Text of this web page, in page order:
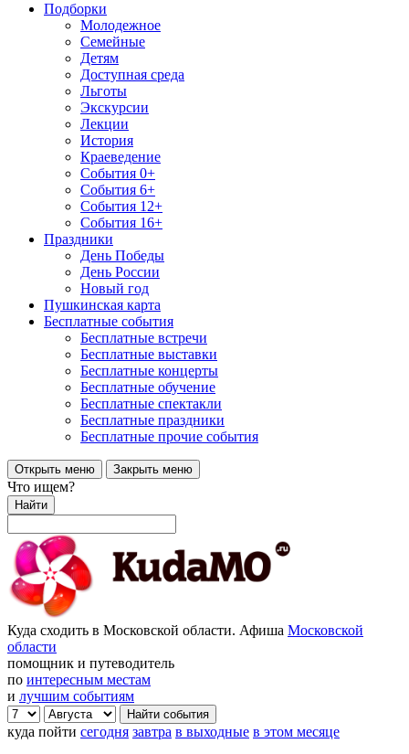
Подборки
Молодежное
Семейные
Детям
Доступная среда
Льготы
Экскурсии
Лекции
История
Краеведение
События 0+
События 6+
События 12+
События 16+
Праздники
День Победы
День России
Новый год
Пушкинская карта
Бесплатные события
Бесплатные встречи
Бесплатные выставки
Бесплатные концерты
Бесплатные обучение
Бесплатные спектакли
Бесплатные праздники
Бесплатные прочие события
Открыть меню Закрыть меню
Что ищем?
Найти
Куда сходить в Московской области. Афиша Московской
области
помощник и путеводитель
по интересным местам
и лучшим событиям
куда пойти сегодня завтра в выходные в этом месяце